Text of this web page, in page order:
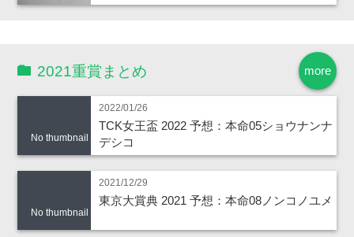
more
2021重賞まとめ
No thumbnail
2022/01/26
TCK女王盃 2022 予想：本命05ショウナンナ
デシコ
No thumbnail
2021/12/29
東京大賞典 2021 予想：本命08ノンコノユメ